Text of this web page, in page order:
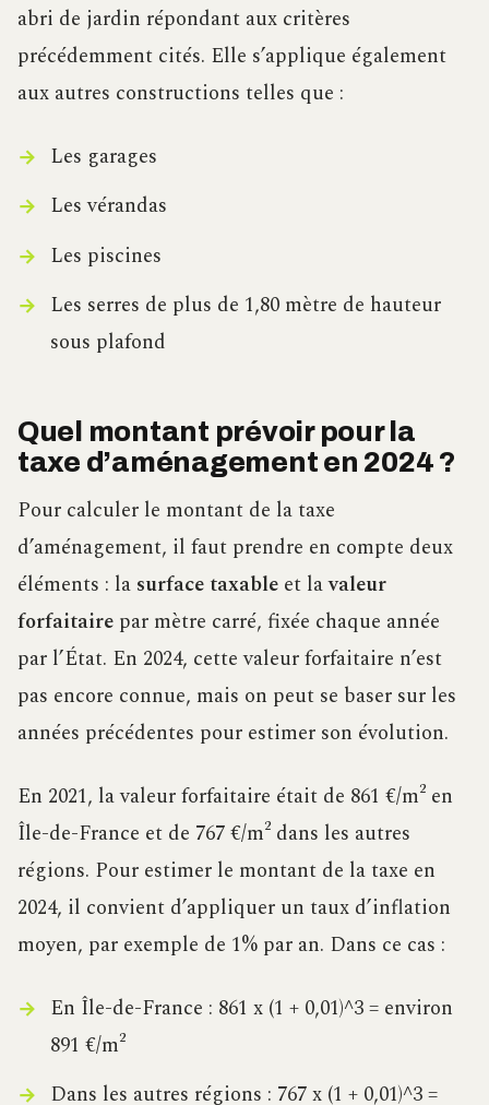
abri de jardin répondant aux critères
précédemment cités. Elle s’applique également
aux autres constructions telles que :
Les garages
Les vérandas
Les piscines
Les serres de plus de 1,80 mètre de hauteur
sous plafond
Quel montant prévoir pour la
taxe d’aménagement en 2024 ?
Pour calculer le montant de la taxe
d’aménagement, il faut prendre en compte deux
éléments : la surface taxable et lavaleur
forfaitaire par mètre carré, fixée chaque année
par l’État. En 2024, cette valeur forfaitaire n’est
pas encore connue, mais on peut se baser sur les
années précédentes pour estimer son évolution.
En 2021, la valeur forfaitaire était de 861 €/m² en
Île-de-France et de 767 €/m² dans les autres
régions. Pour estimer le montant de la taxe en
2024, il convient d’appliquer un taux d’inflation
moyen, par exemple de 1% par an. Dans ce cas :
En Île-de-France : 861 x (1 + 0,01)^3 = environ
891 €/m²
Dans les autres régions : 767 x (1 + 0,01)^3 =